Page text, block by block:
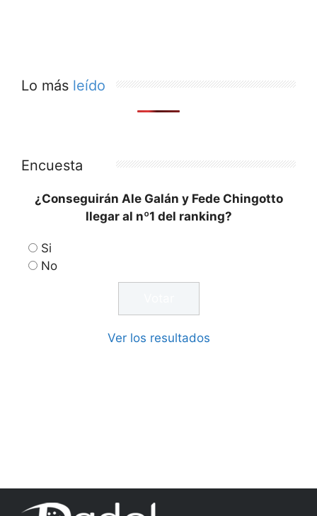
Lo más leído
Encuesta
¿Conseguirán Ale Galán y Fede Chingotto
llegar al nº1 del ranking?
Si
No
Ver los resultados